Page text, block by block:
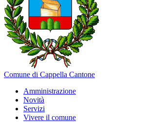
Comune di Cappella Cantone
Amministrazione
Novità
Servizi
Vivere il comune